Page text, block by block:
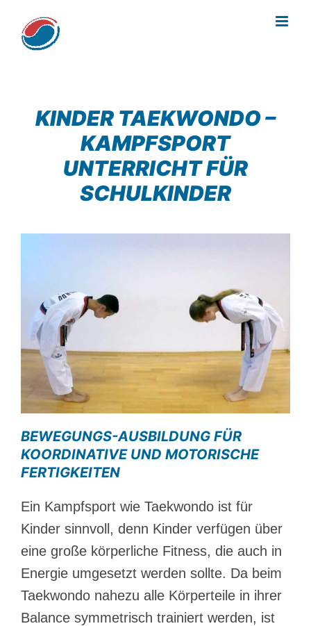
Inhalt
springen
KINDER TAEKWONDO –
KAMPFSPORT
UNTERRICHT FÜR
SCHULKINDER
BEWEGUNGS-AUSBILDUNG FÜR
KOORDINATIVE UND MOTORISCHE
FERTIGKEITEN
Ein Kampfsport wie Taekwondo ist für
Kinder sinnvoll, denn Kinder verfügen über
eine große körperliche Fitness, die auch in
Energie umgesetzt werden sollte. Da beim
Taekwondo nahezu alle Körperteile in ihrer
Balance symmetrisch trainiert werden, ist